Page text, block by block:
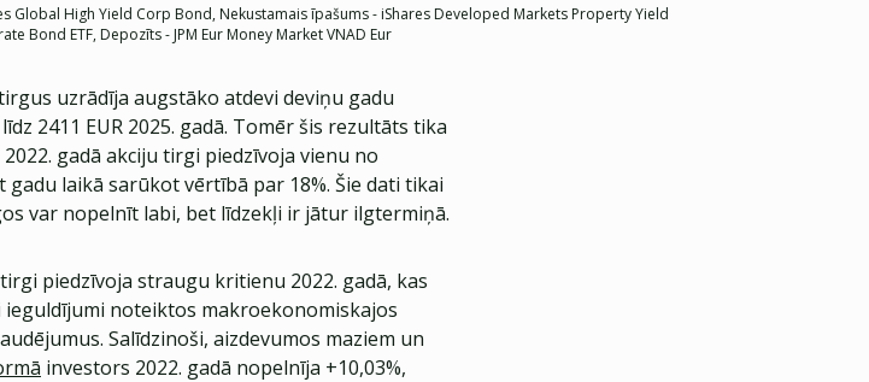
Global High Yield Corp Bond, Nekustamais īpašums - iShares Developed Markets Property Yield
Bond ETF, Depozīts - JPM Eur Money Market VNAD Eur
uzrādīja augstāko atdevi deviņu gadu
2411 EUR 2025. gadā. Tomēr šis rezultāts tika
gadā akciju tirgi piedzīvoja vienu no
laikā sarūkot vērtībā par 18%. Šie dati tikai
var nopelnīt labi, bet līdzekļi ir jātur ilgtermiņā.
piedzīvoja straugu kritienu 2022. gadā, kas
noteiktos makroekonomiskajos
Salīdzinoši, aizdevumos maziem un
investors 2022. gadā nopelnīja +10,03%,